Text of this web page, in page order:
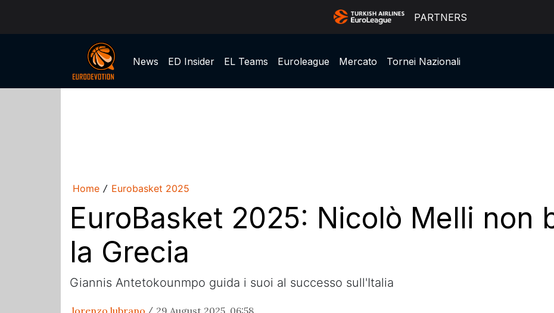
PARTNERS
News ED Insider EL Teams Euroleague Mercato Tornei Nazionali
Home / Eurobasket 2025
EuroBasket 2025: Nicolò Melli non
la Grecia
Giannis Antetokounmpo guida i suoi al successo sull'Italia
lorenzo lubrano 29 August 2025, 06:58